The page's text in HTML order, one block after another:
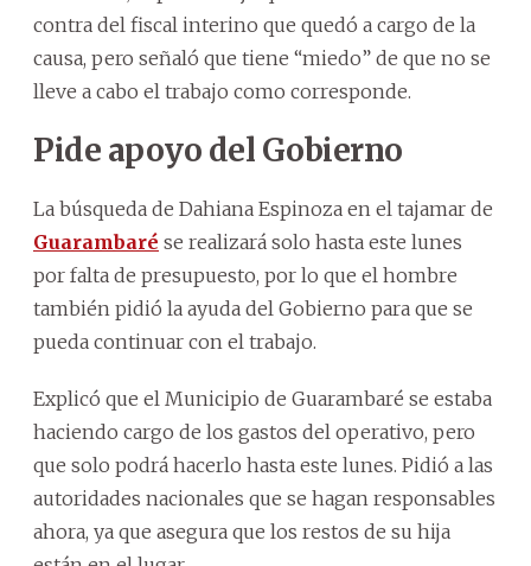
contra del fiscal interino que quedó a cargo de la
causa, pero señaló que tiene “miedo” de que no se
lleve a cabo el trabajo como corresponde.
Pide apoyo del Gobierno
La búsqueda de Dahiana Espinoza en el tajamar de
Guarambaré se realizará solo hasta este lunes
por falta de presupuesto, por lo que el hombre
también pidió la ayuda del Gobierno para que se
pueda continuar con el trabajo.
Explicó que el Municipio de Guarambaré se estaba
haciendo cargo de los gastos del operativo, pero
que solo podrá hacerlo hasta este lunes. Pidió a las
autoridades nacionales que se hagan responsables
ahora, ya que asegura que los restos de su hija